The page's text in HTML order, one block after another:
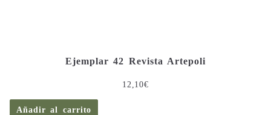
Ejemplar 42 Revista Artepoli
12,10€
Añadir al carrito